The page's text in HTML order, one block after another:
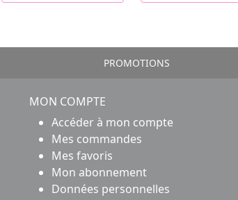
PROMOTIONS
MON COMPTE
Accéder à mon compte
Mes commandes
Mes favoris
Mon abonnement
Données personnelles